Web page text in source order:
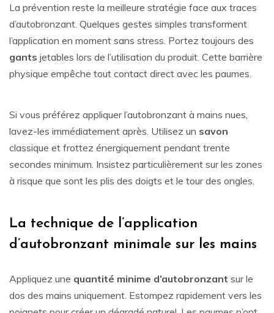
La prévention reste la meilleure stratégie face aux traces
d’autobronzant. Quelques gestes simples transforment
l’application en moment sans stress. Portez toujours des
gants jetables lors de l’utilisation du produit. Cette barrière
physique empêche tout contact direct avec les paumes.
Si vous préférez appliquer l’autobronzant à mains nues,
lavez-les immédiatement après. Utilisez un savon
classique et frottez énergiquement pendant trente
secondes minimum. Insistez particulièrement sur les zones
à risque que sont les plis des doigts et le tour des ongles.
La technique de l’application
d’autobronzant minimale sur les mains
Appliquez une quantité minime d’autobronzant sur le
dos des mains uniquement. Estompez rapidement vers les